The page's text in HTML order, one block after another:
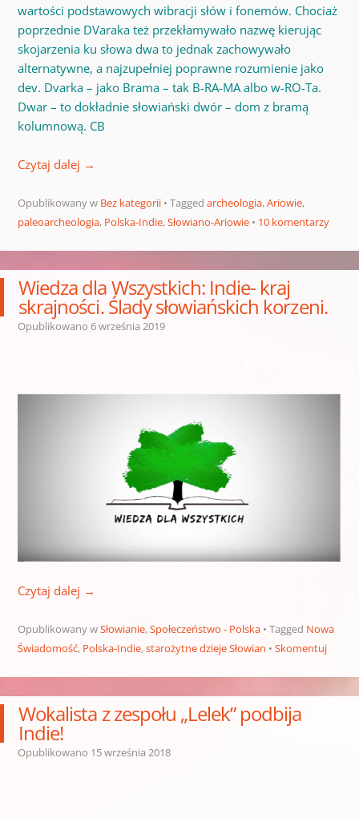
wartości podstawowych wibracji słów i fonemów. Chociaż
poprzednie DVaraka też przekłamywało nazwę kierując
skojarzenia ku słowa dwa to jednak zachowywało
alternatywne, a najzupełniej poprawne rozumienie jako
dev. Dvarka – jako Brama – tak B-RA-MA albo w-RO-Ta.
Dwar – to dokładnie słowiański dwór – dom z bramą
kolumnową. CB
Czytaj dalej →
Opublikowany w Bez kategorii Tagged archeologia,Ariowie,
paleoarcheologia, Polska-Indie,Słowiano-Ariowie 10 komentarzy
Wiedza dla Wszystkich: Indie- kraj
skrajności. Ślady słowiańskich korzeni.
Opublikowano 6 września 2019
Czytaj dalej →
Opublikowany wSłowianie,Społeczeństwo - Polska Tagged Nowa
Świadomość, Polska-Indie,starożytne dzieje Słowian Skomentuj
Wokalista z zespołu „Lelek” podbija
Indie!
Opublikowano 15 września 2018